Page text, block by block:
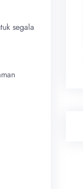
segala